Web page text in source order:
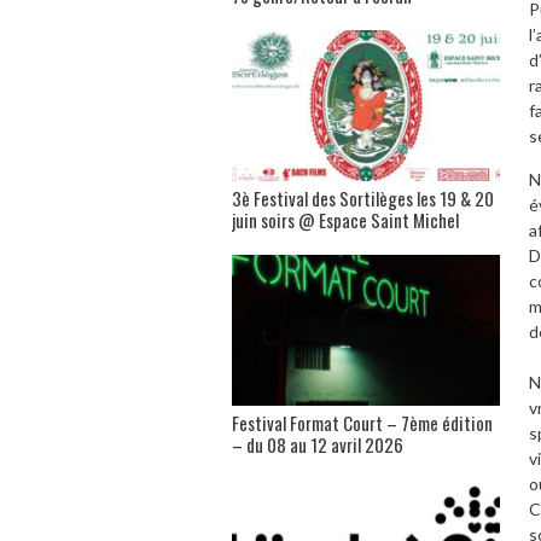
3è Festival des Sortilèges les 19 & 20
juin soirs @ Espace Saint Michel
Festival Format Court – 7ème édition
– du 08 au 12 avril 2026